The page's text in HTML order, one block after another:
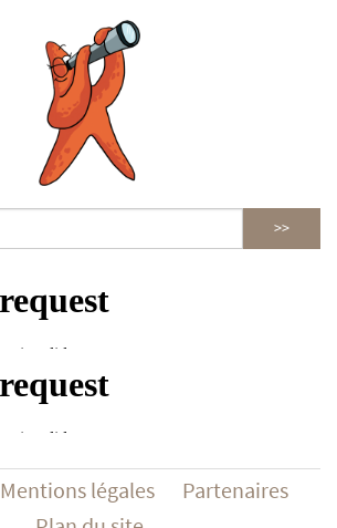
Mentions légales
Partenaires